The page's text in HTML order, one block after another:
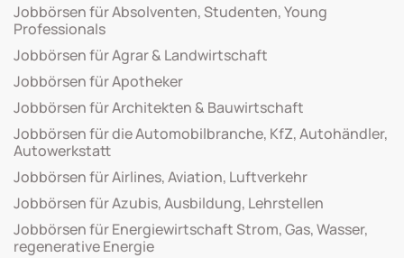
Jobbörsen für Absolventen, Studenten, Young
Professionals
Jobbörsen für Agrar & Landwirtschaft
Jobbörsen für Apotheker
Jobbörsen für Architekten & Bauwirtschaft
Jobbörsen für die Automobilbranche, KfZ, Autohändler,
Autowerkstatt
Jobbörsen für Airlines, Aviation, Luftverkehr
Jobbörsen für Azubis, Ausbildung, Lehrstellen
Jobbörsen für Energiewirtschaft Strom, Gas, Wasser,
regenerative Energie